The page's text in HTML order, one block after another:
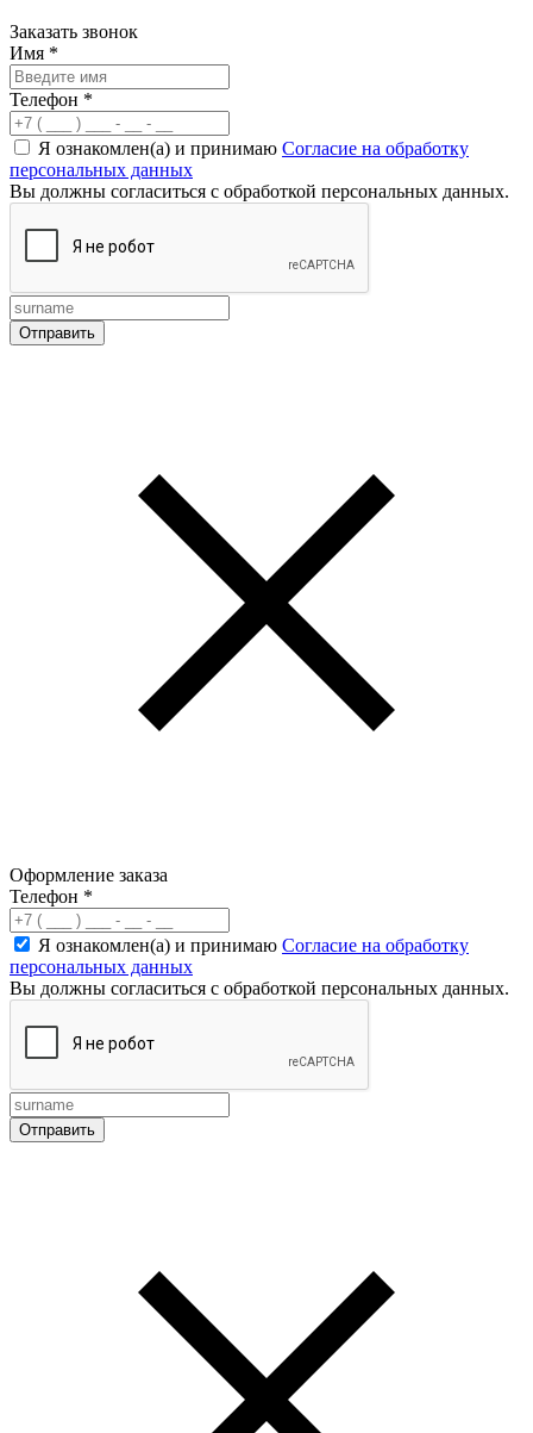
Заказать звонок
Имя *
Телефон *
Я ознакомлен(а) и принимаю Согласие на обработку
персональных данных
Вы должны согласиться с обработкой персональных данных.
Оформление заказа
Телефон *
Я ознакомлен(а) и принимаю Согласие на обработку
персональных данных
Вы должны согласиться с обработкой персональных данных.